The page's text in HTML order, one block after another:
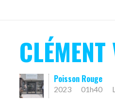
Poisson Rouge
2023 01h40